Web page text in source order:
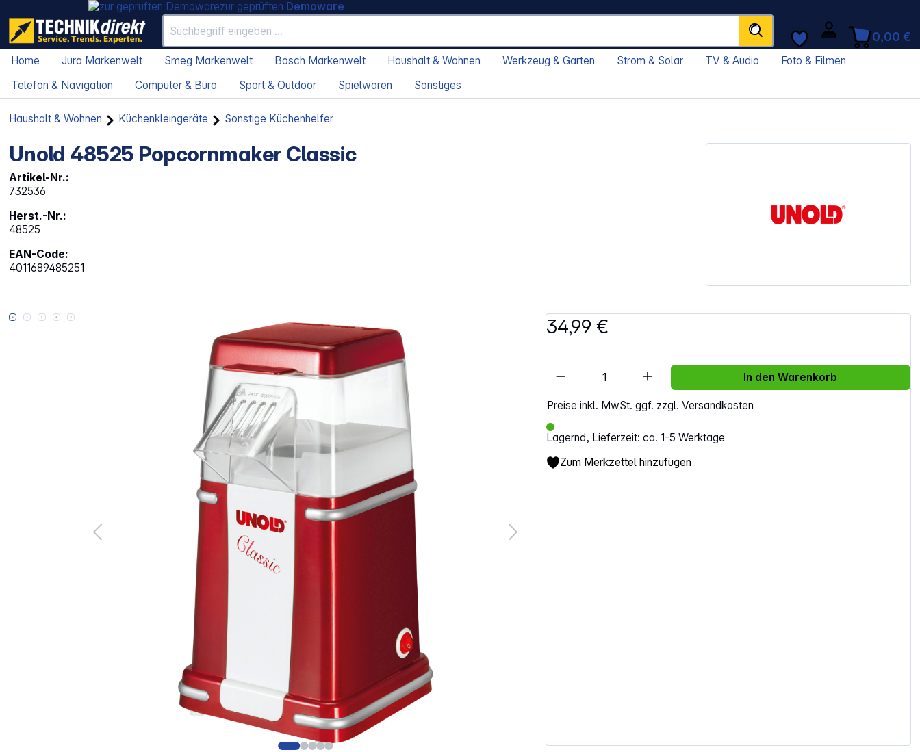
zur geprüften Demoware
0,00 €
Home Jura Markenwelt Smeg Markenwelt Bosch Markenwelt Haushalt & Wohnen Werkzeug & Garten Strom & Solar TV & Audio
Foto & Filmen
Telefon & Navigation
Computer & Büro Sport & Outdoor Spielwaren Sonstiges
Haushalt & Wohnen Küchenkleingeräte Sonstige Küchenhelfer
Unold 48525 Popcornmaker Classic
Artikel-Nr.:
732536
Herst.-Nr.:
48525
EAN-Code:
4011689485251
Bildergalerie überspringen 34,99 €
Preise inkl. MwSt. ggf. zzgl. Versandkosten
Lagernd, Lieferzeit: ca. 1-5 Werktage
Artikel Anzahl: Gib den gewünschten Wert ein
In den Warenkorb
Zum Merkzettel hinzufügen